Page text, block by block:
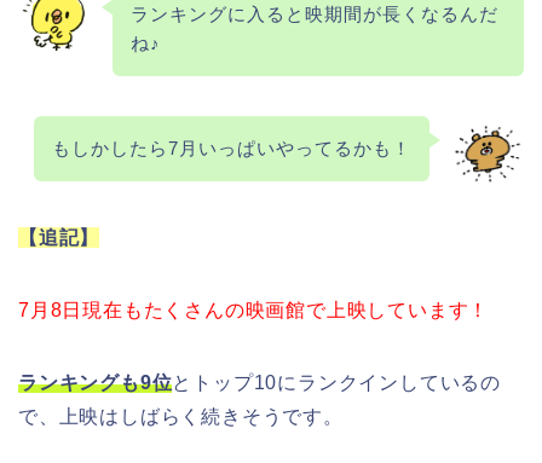
ランキングに入ると映期間が長くなるんだ
ね♪
もしかしたら7月いっぱいやってるかも！
【追記】
7月8日現在もたくさんの映画館で上映しています！
ランキングも9位とトップ10にランクインしているの
で、上映はしばらく続きそうです。